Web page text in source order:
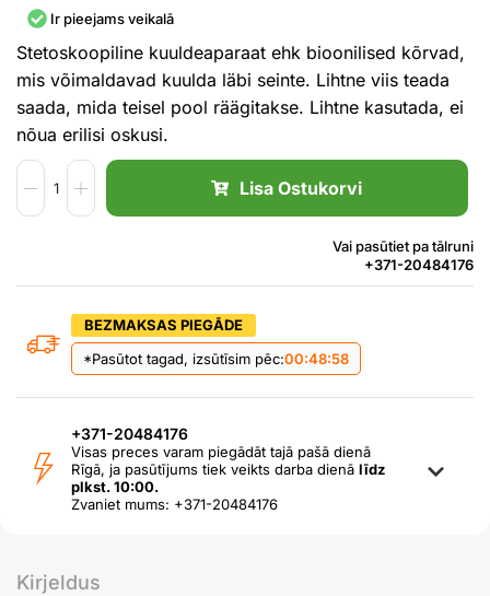
Ir pieejams veikalā
Stetoskoopiline kuuldeaparaat ehk bioonilised kõrvad,
mis võimaldavad kuulda läbi seinte. Lihtne viis teada
saada, mida teisel pool räägitakse. Lihtne kasutada, ei
nõua erilisi oskusi.
Lisa Ostukorvi
Vai pasūtiet pa tālruni
+371-20484176
BEZMAKSAS PIEGĀDE
*Pasūtot tagad, izsūtīsim pēc:00:48:58
+371-20484176
Visas preces varam piegādāt tajā pašā dienā
Rīgā, ja pasūtījums tiek veikts darba dienā līdz
plkst. 10:00.
Zvaniet mums: +371-20484176
Kirjeldus